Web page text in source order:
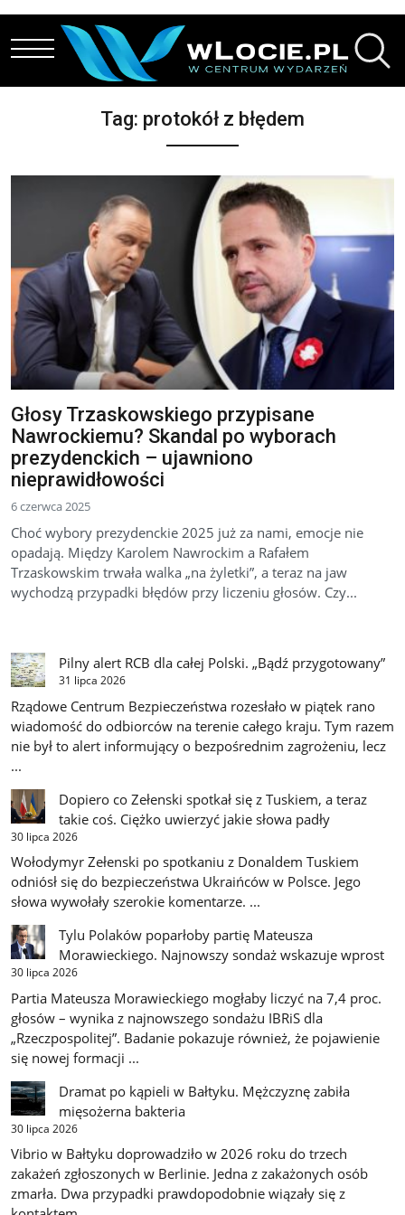
Przejdź do treści
Tag: protokół z błędem
Głosy Trzaskowskiego przypisane
Nawrockiemu? Skandal po wyborach
prezydenckich – ujawniono
nieprawidłowości
6 czerwca 2025
Choć wybory prezydenckie 2025 już za nami, emocje nie
opadają. Między Karolem Nawrockim a Rafałem
Trzaskowskim trwała walka „na żyletki”, a teraz na jaw
wychodzą przypadki błędów przy liczeniu głosów. Czy...
Pilny alert RCB dla całej Polski. „Bądź przygotowany”
31 lipca 2026
Rządowe Centrum Bezpieczeństwa rozesłało w piątek rano
wiadomość do odbiorców na terenie całego kraju. Tym razem
nie był to alert informujący o bezpośrednim zagrożeniu, lecz
...
Dopiero co Zełenski spotkał się z Tuskiem, a teraz
takie coś. Ciężko uwierzyć jakie słowa padły
30 lipca 2026
Wołodymyr Zełenski po spotkaniu z Donaldem Tuskiem
odniósł się do bezpieczeństwa Ukraińców w Polsce. Jego
słowa wywołały szerokie komentarze. ...
Tylu Polaków poparłoby partię Mateusza
Morawieckiego. Najnowszy sondaż wskazuje wprost
30 lipca 2026
Partia Mateusza Morawieckiego mogłaby liczyć na 7,4 proc.
głosów – wynika z najnowszego sondażu IBRiS dla
„Rzeczpospolitej”. Badanie pokazuje również, że pojawienie
się nowej formacji ...
Dramat po kąpieli w Bałtyku. Mężczyznę zabiła
mięsożerna bakteria
30 lipca 2026
Vibrio w Bałtyku doprowadziło w 2026 roku do trzech
zakażeń zgłoszonych w Berlinie. Jedna z zakażonych osób
zmarła. Dwa przypadki prawdopodobnie wiązały się z